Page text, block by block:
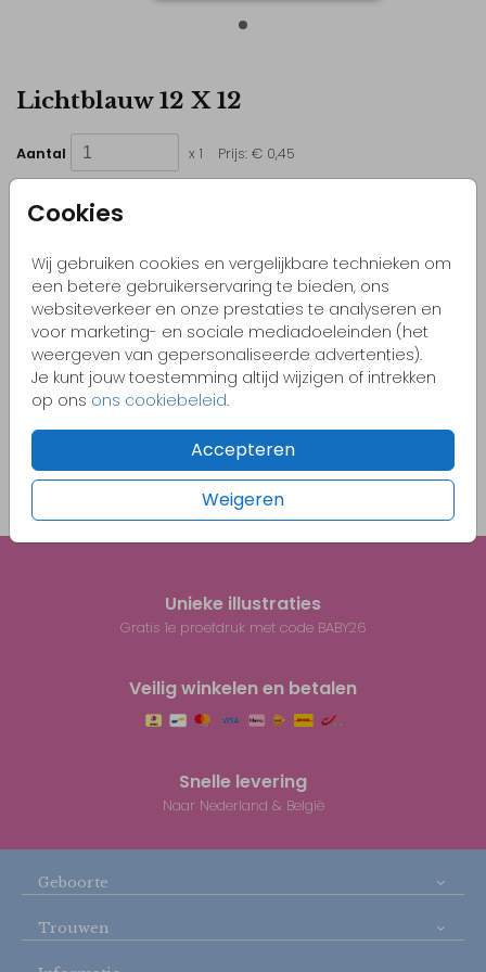
Cookies
Wij gebruiken cookies en vergelijkbare technieken om
een betere gebruikerservaring te bieden, ons
websiteverkeer en onze prestaties te analyseren en
voor marketing- en sociale mediadoeleinden (het
weergeven van gepersonaliseerde advertenties).
Je kunt jouw toestemming altijd wijzigen of intrekken
op ons ons cookiebeleid.
Accepteren
Weigeren
Lichtblauw 12 X 12
Aantal x 1 Prijs: € 0,45
Kleurrijke & vrolijke ontwerpen
Originele kaartjes
Pas zelf het kaartje aan naar jouw wensen
Bestel gemakkelijk een proefdruk vanaf €1,-
lichtblauw 12 x 12
Prijs:€ 0,45 per 1
Unieke illustraties
Gratis 1e proefdruk met code BABY26
Veilig winkelen en betalen
Snelle levering
Naar Nederland & België
Geboorte
Trouwen